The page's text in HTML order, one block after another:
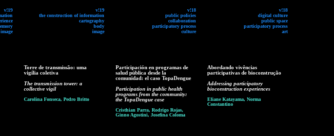
v!19
image
v!19
the construction of information
cartography
body
image
v!18
public policies
collaboration
participatory process
culture
v!18
digital culture
public space
participatory process
art
Torre de transmissão: uma
vigília coletiva
The transmission tower: a
collective vigil
Carolina Fonseca, Pedro Britto
Participación en programas de
salud pública desde la
comunidad: el caso TopaDengue
Participation in public health
programs from the community:
the TopaDengue case
Cristhian Parra, Rodrigo Rojas,
Ginno Agostini, Josefina Coloma
Abordando vivências
participativas de bioconstrução
Addressing participatory
bioconstruction experiences
Eliane Katayama, Norma
Constantino